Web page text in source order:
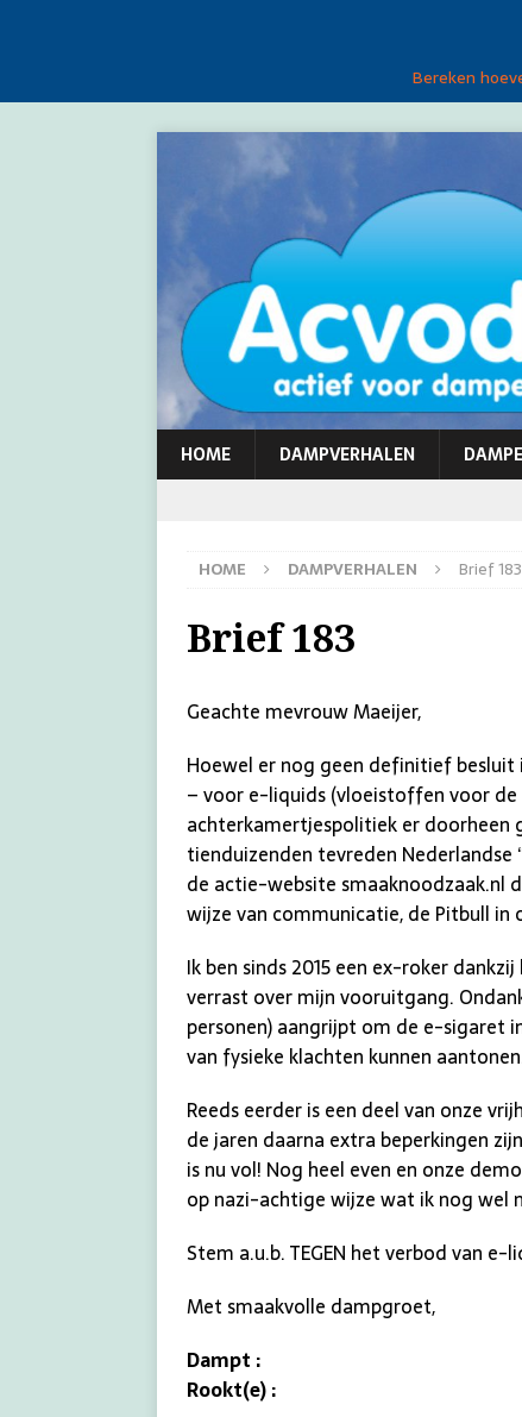
Bereken
HOME DAMPVERHALEN
HOME DAMPVERHALEN Brief 183
Brief 183
Geachte mevrouw Maeijer,
Hoewel er nog geen definitief
– voor e-liquids (vloeistoffen voor de
achterkamertjespolitiek er doorheen
tienduizenden tevreden
de actie-website smaaknoodzaak.nl
wijze van communicatie, de Pitbull in
Ik ben sinds 2015 een ex-roker
verrast over mijn vooruitgang.
personen) aangrijpt om de e-sigaret
van fysieke klachten kunnen
Reeds eerder is een deel van onze
de jaren daarna extra beperkingen
is nu vol! Nog heel even en onze
op nazi-achtige wijze wat ik nog wel
Stem a.u.b. TEGEN het verbod van
Met smaakvolle dampgroet,
Dampt :
Rookt(e) :